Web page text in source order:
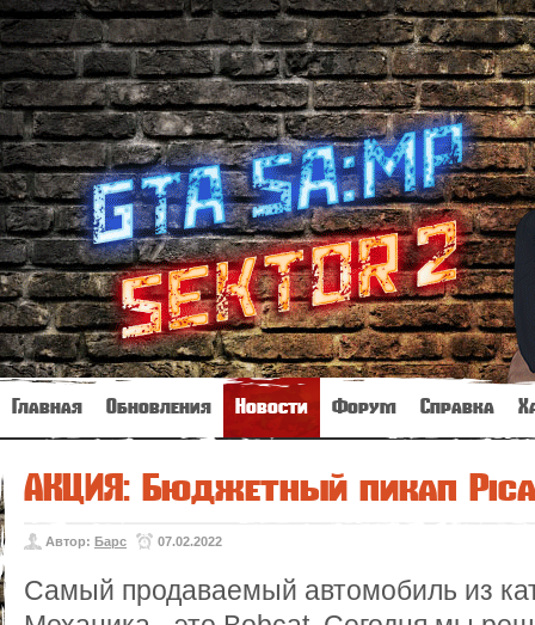
Главная Обновления Новости Форум Справка
АКЦИЯ: Бюджетный пикап
Автор: Барс 07.02.2022
Самый продаваемый автомобиль из